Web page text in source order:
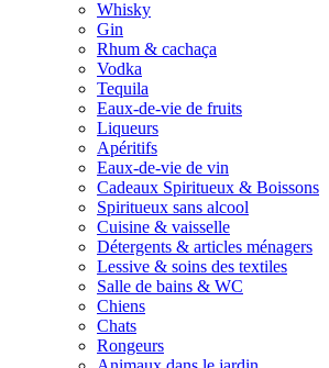
Whisky
Gin
Rhum & cachaça
Vodka
Tequila
Eaux-de-vie de fruits
Liqueurs
Apéritifs
Eaux-de-vie de vin
Cadeaux Spiritueux & Boissons
Spiritueux sans alcool
Cuisine & vaisselle
Détergents & articles ménagers
Lessive & soins des textiles
Salle de bains & WC
Chiens
Chats
Rongeurs